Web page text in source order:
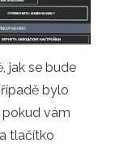
jak se bude
bylo
vám
tlačítko